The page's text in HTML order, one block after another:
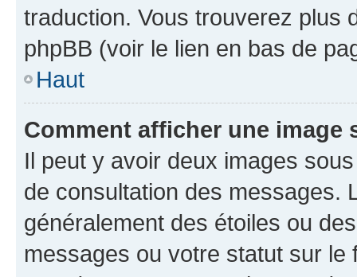
traduction. Vous trouverez plus
phpBB (voir le lien en bas de
Haut
Comment afficher une image
Il peut y avoir deux images
de consultation des messages.
généralement des étoiles ou
messages ou votre statut sur